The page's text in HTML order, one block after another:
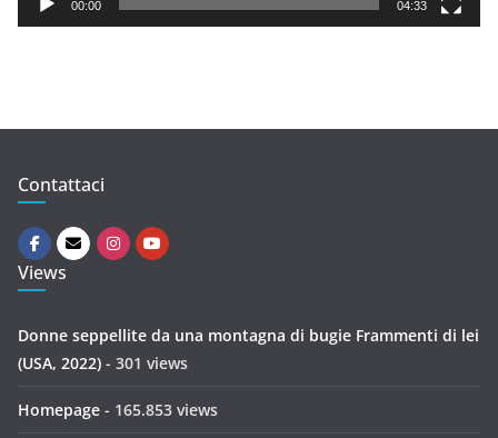
e
00:00 04:33
Contattaci
Views
Donne seppellite da una montagna di bugie Frammenti di lei
(USA, 2022) - 301 views
Homepage - 165.853 views